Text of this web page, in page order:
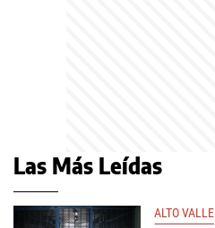
Las Más Leídas
ALTO VALLE